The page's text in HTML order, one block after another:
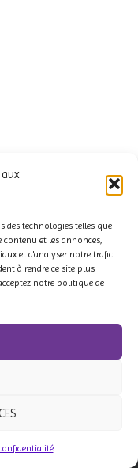
des technologies telles que
et les annonces,
et d'analyser notre trafic.
à rendre ce site plus
notre politique de
NOS PARTENAIRES
- Tous droits